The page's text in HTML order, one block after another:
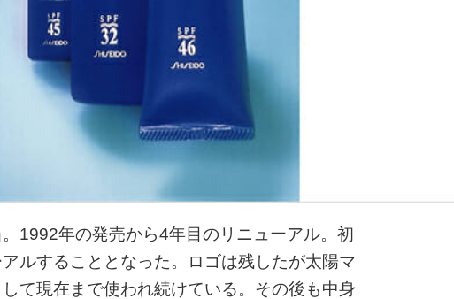
1992年の発売から4年目のリニューアル。初
ルすることとなった。ロゴは残したが太陽マ
て現在まで使われ続けている。その後も中身